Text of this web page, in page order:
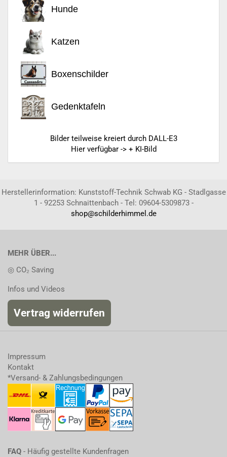
Hunde
Katzen
Boxenschilder
Gedenktafeln
Bilder teilweise kreiert durch DALL-E3
Hier verfügbar -> + KI-Bild
Herstellerinformation: Kunststoff-Technik Schwab KG - Stadlgasse
1 - 92253 Schnaittenbach - Tel: 09604-5309873 -
shop@schilderhimmel.de
MEHR ÜBER...
◎ CO₂ Saving
Infos und Videos
Vertrag widerrufen
Impressum
Kontakt
*Versand- & Zahlungsbedingungen
FAQ - Häufig gestellte Kundenfragen